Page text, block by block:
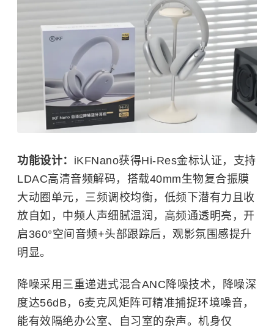
功能设计： iKFNano获得Hi-Res金标认证，支持
LDAC高清音频解码，搭载40mm生物复合振膜
大动圈单元，三频调校均衡，低频下潜有力且收
放自如，中频人声细腻温润，高频通透明亮，开
启360°空间音频+头部跟踪后，观影氛围感提升
明显。
降噪采用三重递进式混合ANC降噪技术，降噪深
度达56dB，6麦克风矩阵可精准捕捉环境噪音，
能有效隔绝办公室、自习室的杂声。机身仅